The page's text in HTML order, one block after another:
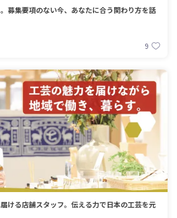
。募集要項のない今、あなたに合う関わり方を話
9
ける店舗スタッフ。伝える力で日本の工芸を元